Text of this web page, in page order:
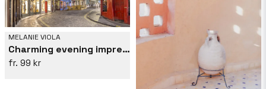
MELANIE VIOLA
Charming evening impression at West Bow, Victoria Street
99 kr